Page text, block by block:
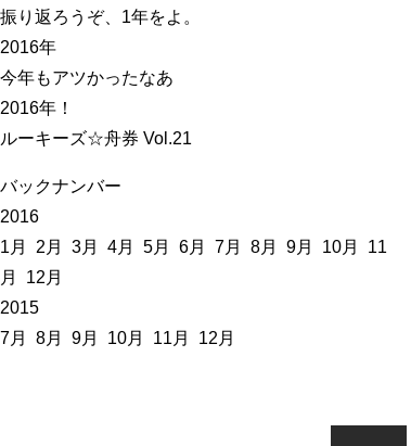
振り返ろうぞ、1年をよ。
2016年
今年もアツかったなあ
2016年！
ルーキーズ☆舟券 Vol.21
バックナンバー
2016
1月
2月 3月 4月 5月 6月 7月 8月 9月 10月
11
月
12月
2015
7月
8月 9月 10月 11月 12月